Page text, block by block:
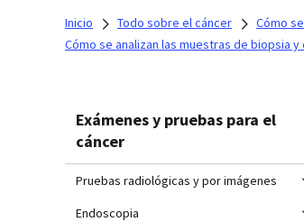
Inicio Todo sobre el cáncer Cómo
Cómo se analizan las muestras de biopsia
Exámenes y pruebas para el
cáncer
Pruebas radiológicas y por imágenes
Endoscopia